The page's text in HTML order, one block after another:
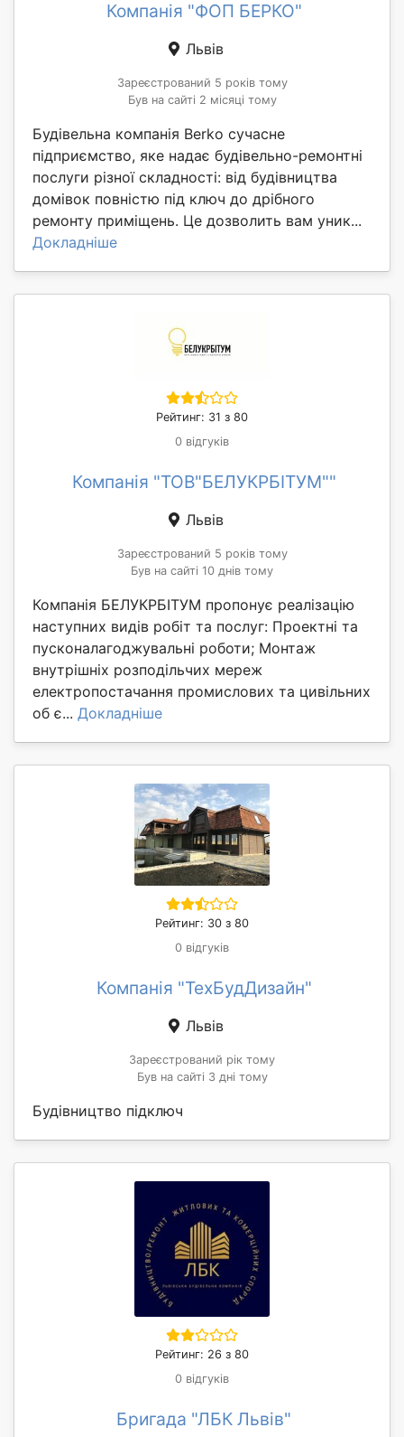
Компанія "ФОП БЕРКО"
Львів
Зареєстрований 5 років тому
Був на сайті 2 місяці тому
Будівельна компанія Berko сучасне
підприємство, яке надає будівельно-ремонтні
послуги різної складності: від будівництва
домівок повністю під ключ до дрібного
ремонту приміщень. Це дозволить вам уник...
Докладніше
Рейтинг: 31 з 80
0 відгуків
Компанія "ТОВ"БЕЛУКРБІТУМ""
Львів
Зареєстрований 5 років тому
Був на сайті 10 днів тому
Компанія БЕЛУКРБІТУМ пропонує реалізацію
наступних видів робіт та послуг: Проектні та
пусконалагоджувальні роботи; Монтаж
внутрішніх розподільчих мереж
електропостачання промислових та цивільних
об є... Докладніше
Рейтинг: 30 з 80
0 відгуків
Компанія "ТехБудДизайн"
Львів
Зареєстрований рік тому
Був на сайті 3 дні тому
Будівництво підключ
Рейтинг: 26 з 80
0 відгуків
Бригада "ЛБК Львів"